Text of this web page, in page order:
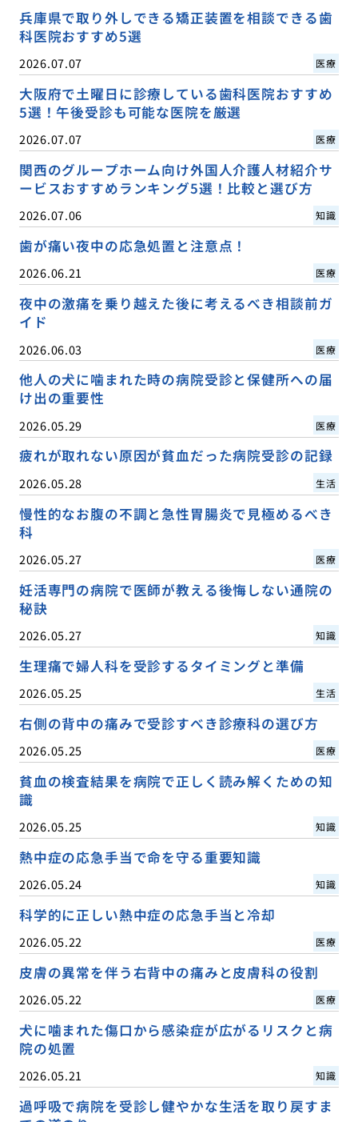
兵庫県で取り外しできる矯正装置を相談できる歯
科医院おすすめ5選
2026.07.07 医療
大阪府で土曜日に診療している歯科医院おすすめ
5選！午後受診も可能な医院を厳選
2026.07.07 医療
関西のグループホーム向け外国人介護人材紹介サ
ービスおすすめランキング5選！比較と選び方
2026.07.06 知識
歯が痛い夜中の応急処置と注意点！
2026.06.21 医療
夜中の激痛を乗り越えた後に考えるべき相談前ガ
イド
2026.06.03 医療
他人の犬に噛まれた時の病院受診と保健所への届
け出の重要性
2026.05.29 医療
疲れが取れない原因が貧血だった病院受診の記録
2026.05.28 生活
慢性的なお腹の不調と急性胃腸炎で見極めるべき
科
2026.05.27 医療
妊活専門の病院で医師が教える後悔しない通院の
秘訣
2026.05.27 知識
生理痛で婦人科を受診するタイミングと準備
2026.05.25 生活
右側の背中の痛みで受診すべき診療科の選び方
2026.05.25 医療
貧血の検査結果を病院で正しく読み解くための知
識
2026.05.25 知識
熱中症の応急手当で命を守る重要知識
2026.05.24 知識
科学的に正しい熱中症の応急手当と冷却
2026.05.22 医療
皮膚の異常を伴う右背中の痛みと皮膚科の役割
2026.05.22 医療
犬に噛まれた傷口から感染症が広がるリスクと病
院の処置
2026.05.21 知識
過呼吸で病院を受診し健やかな生活を取り戻すま